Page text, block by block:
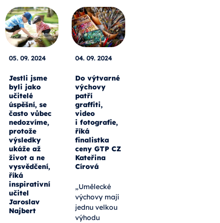
05. 09. 2024
Jestli jsme
byli jako
učitelé
úspěšní, se
často vůbec
nedozvíme,
protože
výsledky
ukáže až
život a ne
vysvědčení,
říká
inspirativní
učitel
Jaroslav
Najbert
04. 09. 2024
Do výtvarné
výchovy
patří
graffiti,
video
i fotografie,
říká
finalistka
ceny GTP CZ
Kateřina
Círová
„Umělecké
výchovy mají
jednu velkou
výhodu